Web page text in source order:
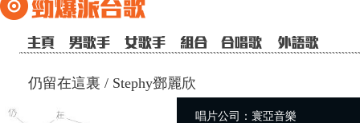
仍留在這裏 / Stephy鄧麗欣
唱片公司：寰亞音樂